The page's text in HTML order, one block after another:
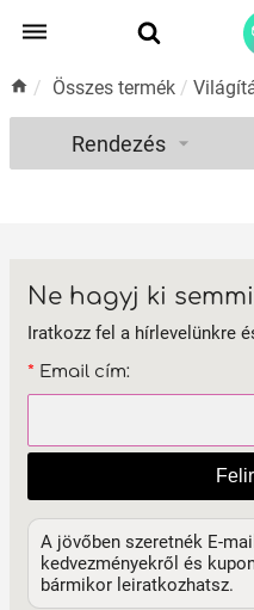
/ Összes termék /
Rendezés
Ne hagyj ki
Iratkozz fel a hírlevelünkre
* Email cím:
A jövőben szeretnék E-
kedvezményekről és
bármikor leiratkozhatsz.